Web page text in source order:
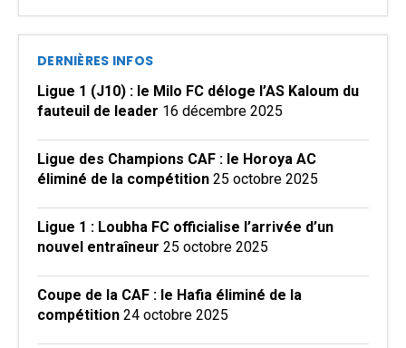
DERNIÈRES INFOS
Ligue 1 (J10) : le Milo FC déloge l’AS Kaloum du
fauteuil de leader 16 décembre 2025
Ligue des Champions CAF : le Horoya AC
éliminé de la compétition 25 octobre 2025
Ligue 1 : Loubha FC officialise l’arrivée d’un
nouvel entraîneur 25 octobre 2025
Coupe de la CAF : le Hafia éliminé de la
compétition 24 octobre 2025